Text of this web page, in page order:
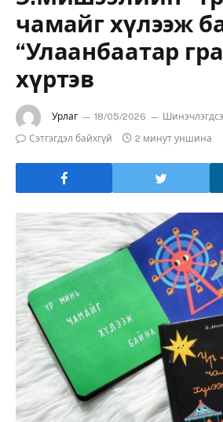
чамайг хүлээж
“Улаанбаатар
хүртэв
Урлаг 18/05/2026
Сэтгэгдэл байхгүй
2 минут уншина